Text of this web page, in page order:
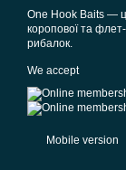
One Hook Baits —
коропової та
рибалок.
We accept
Mobile version